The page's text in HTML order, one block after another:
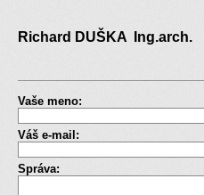
Richard DUŠKA Ing.arch.
Vaše meno:
Váš e-mail:
Správa: